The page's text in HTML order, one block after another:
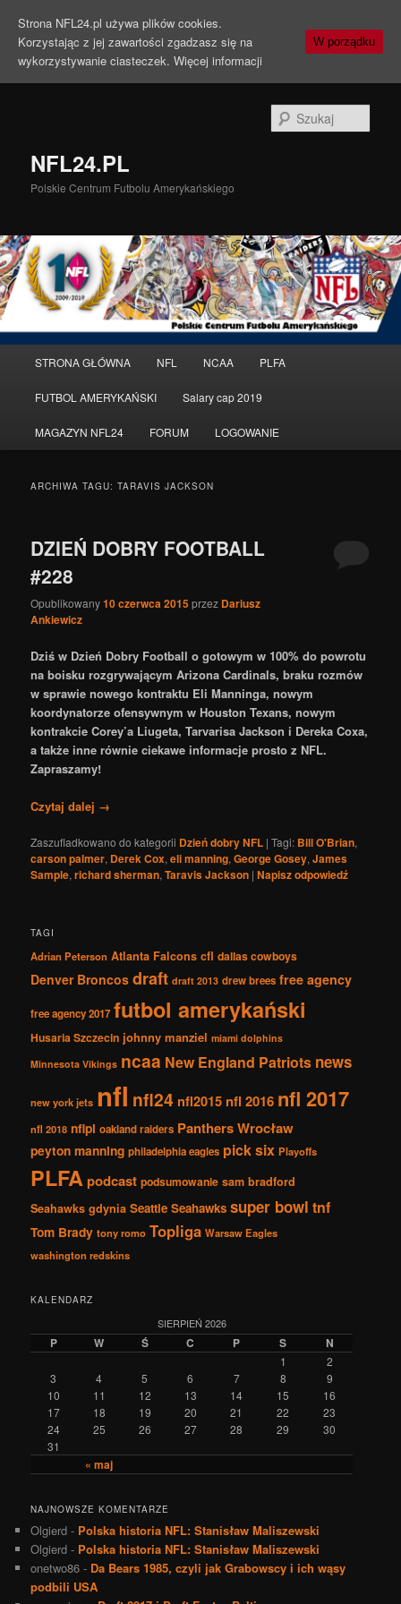
NFL24.PL
Polskie Centrum Futbolu Amerykańskiego
główne
Przeskocz
do
tekstu
Przeskocz
do
widgetów
STRONA GŁÓWNA NFL NCAA PLFA
FUTBOL AMERYKAŃSKI Salary cap 2019
MAGAZYN NFL24 FORUM LOGOWANIE
ARCHIWA TAGU:TARAVIS JACKSON
DZIEŃ DOBRY FOOTBALL
#228
Opublikowany10 czerwca 2015przez Dariusz
Ankiewicz
Dziś w Dzień Dobry Football o gotowym w 100% do powrotu
na boisku rozgrywającym Arizona Cardinals, braku rozmów
w sprawie nowego kontraktu Eli Manninga, nowym
koordynatorze ofensywnym w Houston Texans, nowym
kontrakcie Corey’a Liugeta, Tarvarisa Jackson i Dereka Coxa,
a także inne równie ciekawe informacje prosto z NFL.
Zapraszamy!
Czytaj dalej →
Zaszufladkowano do kategorii Dzień dobry NFL |Tagi: Bill O'Brian,
carson palmer, Derek Cox,eli manning,George Gosey,James
Sample,richard sherman,Taravis Jackson |Napisz odpowiedź
TAGI
Adrian Peterson Atlanta Falcons cfl dallas cowboys
Denver Broncos draft draft 2013 drew brees free agency
free agency 2017 futbol amerykański
Husaria Szczecin johnny manziel miami dolphins
Minnesota Vikings ncaa New England Patriots news
new york jets nfl nfl24 nfl2015 nfl 2016 nfl 2017
nfl 2018 nflpl oakland raiders Panthers Wrocław
peyton manning philadelphia eagles pick six Playoffs
PLFApodcast podsumowanie sam bradford
Seahawks gdynia Seattle Seahawks super bowl tnf
Tom Brady tony romo Topliga Warsaw Eagles
washington redskins
KALENDARZ
SIERPIEŃ 2026
P W Ś C P S N
« maj
1
2
3
4 5 6 7 8
9
10
11 12 13 14 15
16
17
18 19 20 21 22
23
24
25 26 27 28 29
30
31
NAJNOWSZE KOMENTARZE
Olgierd - Polska historia NFL: Stanisław Maliszewski
Olgierd - Polska historia NFL: Stanisław Maliszewski
onetwo86 - Da Bears 1985, czyli jak Grabowscy i ich wąsy
podbili USA
Strona NFL24.pl używa plików cookies.
Korzystając z jej zawartości zgadzasz się na
wykorzystywanie ciasteczek. Więcej informacji
W porządku